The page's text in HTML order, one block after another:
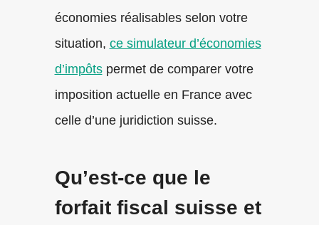
économies réalisables selon votre
situation, ce simulateur d’économies
d’impôtspermet de comparer votre
imposition actuelle en France avec
celle d’une juridiction suisse.
Qu’est-ce que le
forfait fiscal suisse et